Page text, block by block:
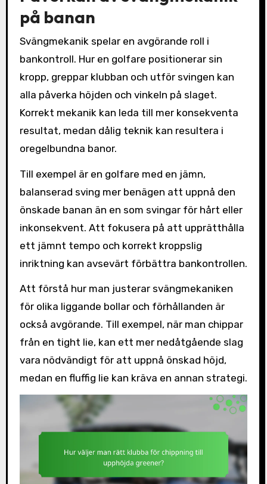
på banan
Svängmekanik spelar en avgörande roll i
bankontroll. Hur en golfare positionerar sin
kropp, greppar klubban och utför svingen kan
alla påverka höjden och vinkeln på slaget.
Korrekt mekanik kan leda till mer konsekventa
resultat, medan dålig teknik kan resultera i
oregelbundna banor.
Till exempel är en golfare med en jämn,
balanserad sving mer benägen att uppnå den
önskade banan än en som svingar för hårt eller
inkonsekvent. Att fokusera på att upprätthålla
ett jämnt tempo och korrekt kroppslig
inriktning kan avsevärt förbättra bankontrollen.
Att förstå hur man justerar svängmekaniken
för olika liggande bollar och förhållanden är
också avgörande. Till exempel, när man chippar
från en tight lie, kan ett mer nedåtgående slag
vara nödvändigt för att uppnå önskad höjd,
medan en fluffig lie kan kräva en annan strategi.